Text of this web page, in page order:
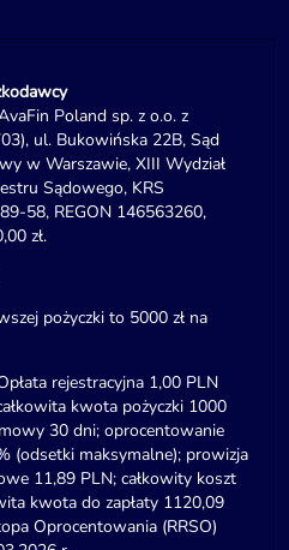
Poland sp. z o.o. z
ul. Bukowińska 22B, Sąd
w Warszawie, XIII Wydział
Sądowego, KRS
58, REGON 146563260,
zł.
pożyczki to 5000 zł na
rejestracyjna 1,00 PLN
kwota pożyczki 1000
30 dni; oprocentowanie
(odsetki maksymalne); prowizja
11,89 PLN; całkowity koszt
kwota do zapłaty 1120,09
Oprocentowania (RRSO)